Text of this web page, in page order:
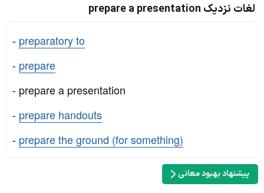
لغات نزدیک prepare a presentation
- preparatory to
- prepare
- prepare a presentation
- prepare handouts
- prepare the ground (for something)
پیشنهاد بهبود معانی